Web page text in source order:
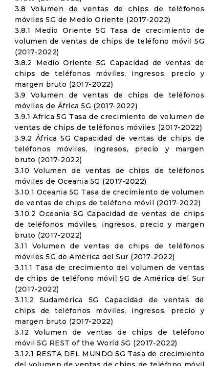
3.8 Volumen de ventas de chips de teléfonos
móviles 5G de Medio Oriente (2017-2022)
3.8.1 Medio Oriente 5G Tasa de crecimiento de
volumen de ventas de chips de teléfono móvil 5G
(2017-2022)
3.8.2 Medio Oriente 5G Capacidad de ventas de
chips de teléfonos móviles, ingresos, precio y
margen bruto (2017-2022)
3.9 Volumen de ventas de chips de teléfonos
móviles de África 5G (2017-2022)
3.9.1 Africa 5G Tasa de crecimiento de volumen de
ventas de chips de teléfonos móviles (2017-2022)
3.9.2 África 5G Capacidad de ventas de chips de
teléfonos móviles, ingresos, precio y margen
bruto (2017-2022)
3.10 Volumen de ventas de chips de teléfonos
móviles de Oceania 5G (2017-2022)
3.10.1 Oceania 5G Tasa de crecimiento de volumen
de ventas de chips de teléfono móvil (2017-2022)
3.10.2 Oceania 5G Capacidad de ventas de chips
de teléfonos móviles, ingresos, precio y margen
bruto (2017-2022)
3.11 Volumen de ventas de chips de teléfonos
móviles 5G de América del Sur (2017-2022)
3.11.1 Tasa de crecimiento del volumen de ventas
de chips de teléfono móvil 5G de América del Sur
(2017-2022)
3.11.2 Sudamérica 5G Capacidad de ventas de
chips de teléfonos móviles, ingresos, precio y
margen bruto (2017-2022)
3.12 Volumen de ventas de chips de teléfono
móvil 5G REST of the World 5G (2017-2022)
3.12.1 RESTA DEL MUNDO 5G Tasa de crecimiento